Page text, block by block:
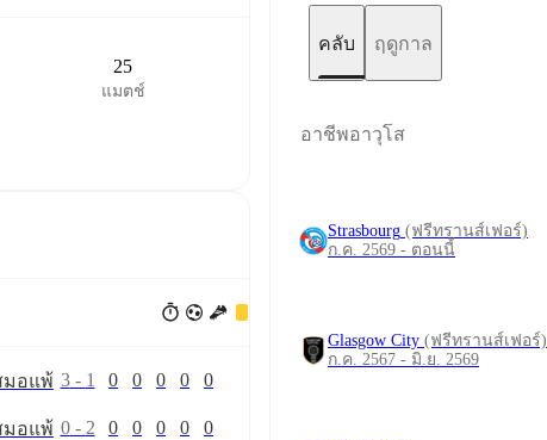
25
แมตช์
มอแพ้ 3- 1 0 0 0 0 0
มอแพ้ 0- 2 0 0 0 0 0
คลับ ฤดูกาล
อาชีพอาวุโส
Strasbourg (ฟรีทรานส์เฟอร์)
ก.ค. 2569 - ตอนนี้
Glasgow City (ฟรีทรานส์เฟอร์)
ก.ค. 2567 - มิ.ย. 2569